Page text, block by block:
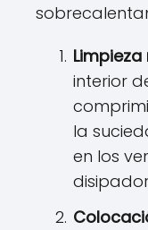
interior
la
en los